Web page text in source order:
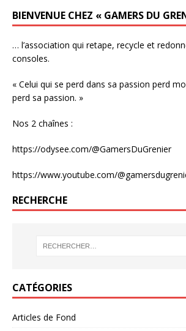
BIENVENUE CHEZ « GAMERS DU
… l’association qui retape, recycle et
consoles.
« Celui qui se perd dans sa passion perd
perd sa passion. »
Nos 2 chaînes :
https://odysee.com/@GamersDuGrenier
https://www.youtube.com/
RECHERCHE
CATÉGORIES
Articles de Fond